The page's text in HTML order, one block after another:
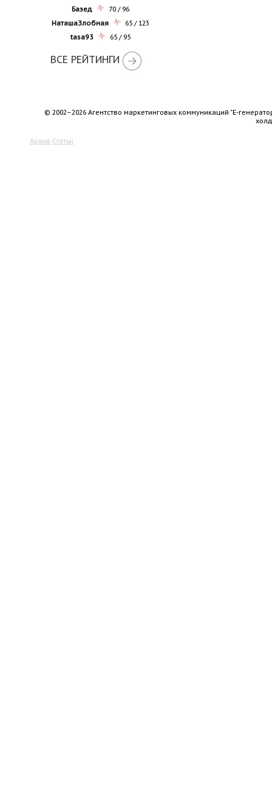
Базед
70 / 96
НаташаЗлобная
65 / 123
tasa93
65 / 95
ВСЕ РЕЙТИНГИ
© 2002–2026 Агентство маркетинговых коммуникаций "Е-
Архив Статьи